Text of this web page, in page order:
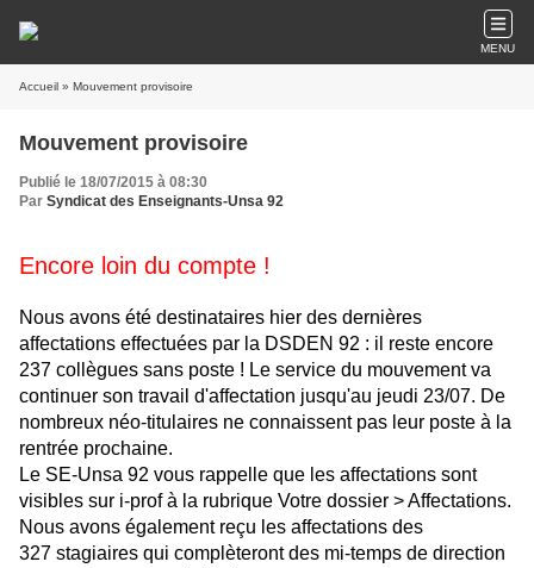
MENU
Accueil » Mouvement provisoire
Mouvement provisoire
Publié le 18/07/2015 à 08:30
Par Syndicat des Enseignants-Unsa 92
Encore loin du compte !
Nous avons été destinataires hier des dernières
affectations effectuées par la DSDEN 92 : il reste encore
237 collègues sans poste ! Le service du mouvement va
continuer son travail d'affectation jusqu'au jeudi 23/07. De
nombreux néo-titulaires ne connaissent pas leur poste à la
rentrée prochaine.
Le SE-Unsa 92 vous rappelle que les affectations sont
visibles sur i-prof à la rubrique Votre dossier > Affectations.
Nous avons également reçu les affectations des
327 stagiaires qui complèteront des mi-temps de direction